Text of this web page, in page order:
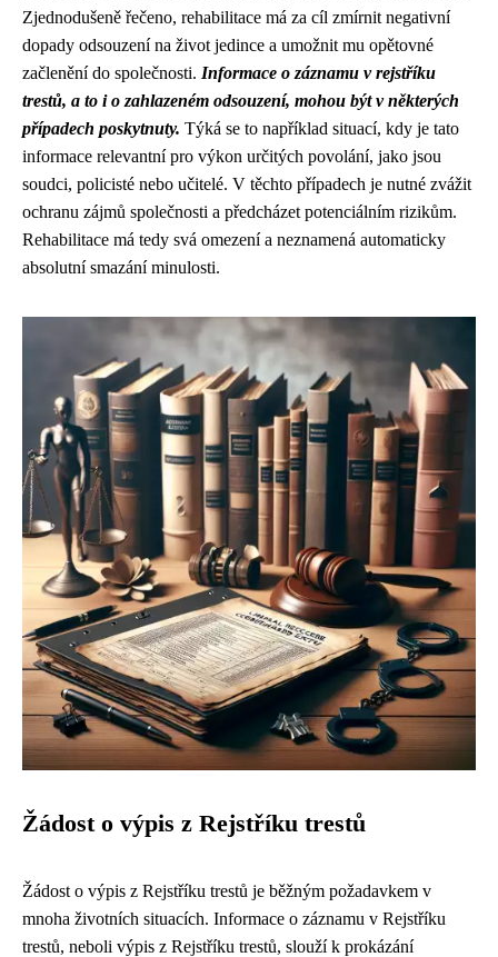
Zjednodušeně řečeno, rehabilitace má za cíl zmírnit negativní
dopady odsouzení na život jedince a umožnit mu opětovné
začlenění do společnosti. Informace o záznamu v rejstříku
trestů, a to i o zahlazeném odsouzení, mohou být v některých
případech poskytnuty. Týká se to například situací, kdy je tato
informace relevantní pro výkon určitých povolání, jako jsou
soudci, policisté nebo učitelé. V těchto případech je nutné zvážit
ochranu zájmů společnosti a předcházet potenciálním rizikům.
Rehabilitace má tedy svá omezení a neznamená automaticky
absolutní smazání minulosti.
Žádost o výpis z Rejstříku trestů
Žádost o výpis z Rejstříku trestů je běžným požadavkem v
mnoha životních situacích. Informace o záznamu v Rejstříku
trestů, neboli výpis z Rejstříku trestů, slouží k prokázání